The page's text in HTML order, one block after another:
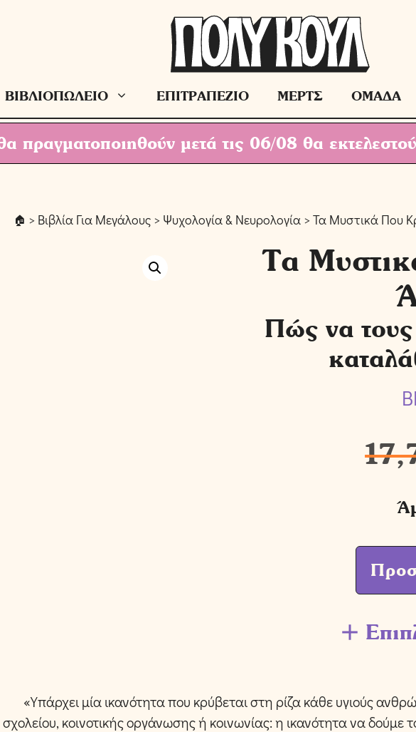
ΒΙΒΛΙΟΠΩΛΕΙΟ ΕΠΙΤΡΑΠΕΖΙΟ ΜΕΡΤΣ ΟΜΑΔΑ
πραγματοποιηθούν μετά τις 06/08 θα
> Βιβλία Για Μεγάλους> Ψυχολογία & Νευρολογία> Τα Μυστικά Που
Τα
Πώς να τους
«Υπάρχει μία ικανότητα που κρύβεται στη ρίζα κάθε υγιούς
σχολείου, κοινοτικής οργάνωσης ή κοινωνίας: η ικανότητα να δούμε